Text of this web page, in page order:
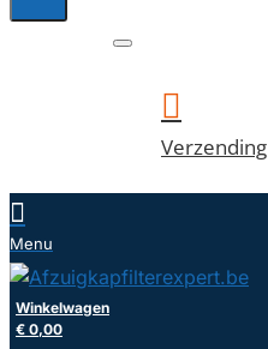
Verzending
Winkelwagen
€ 0,00